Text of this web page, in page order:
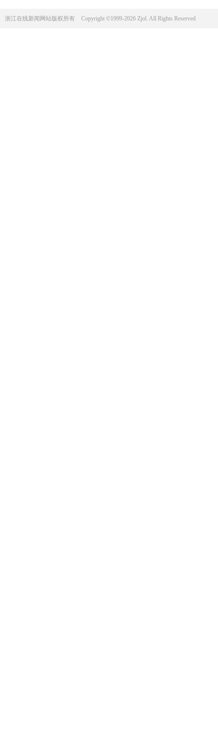
浙江在线新闻网站版权所有 Copyright ©1999-2026 Zjol. All Rights Reserved